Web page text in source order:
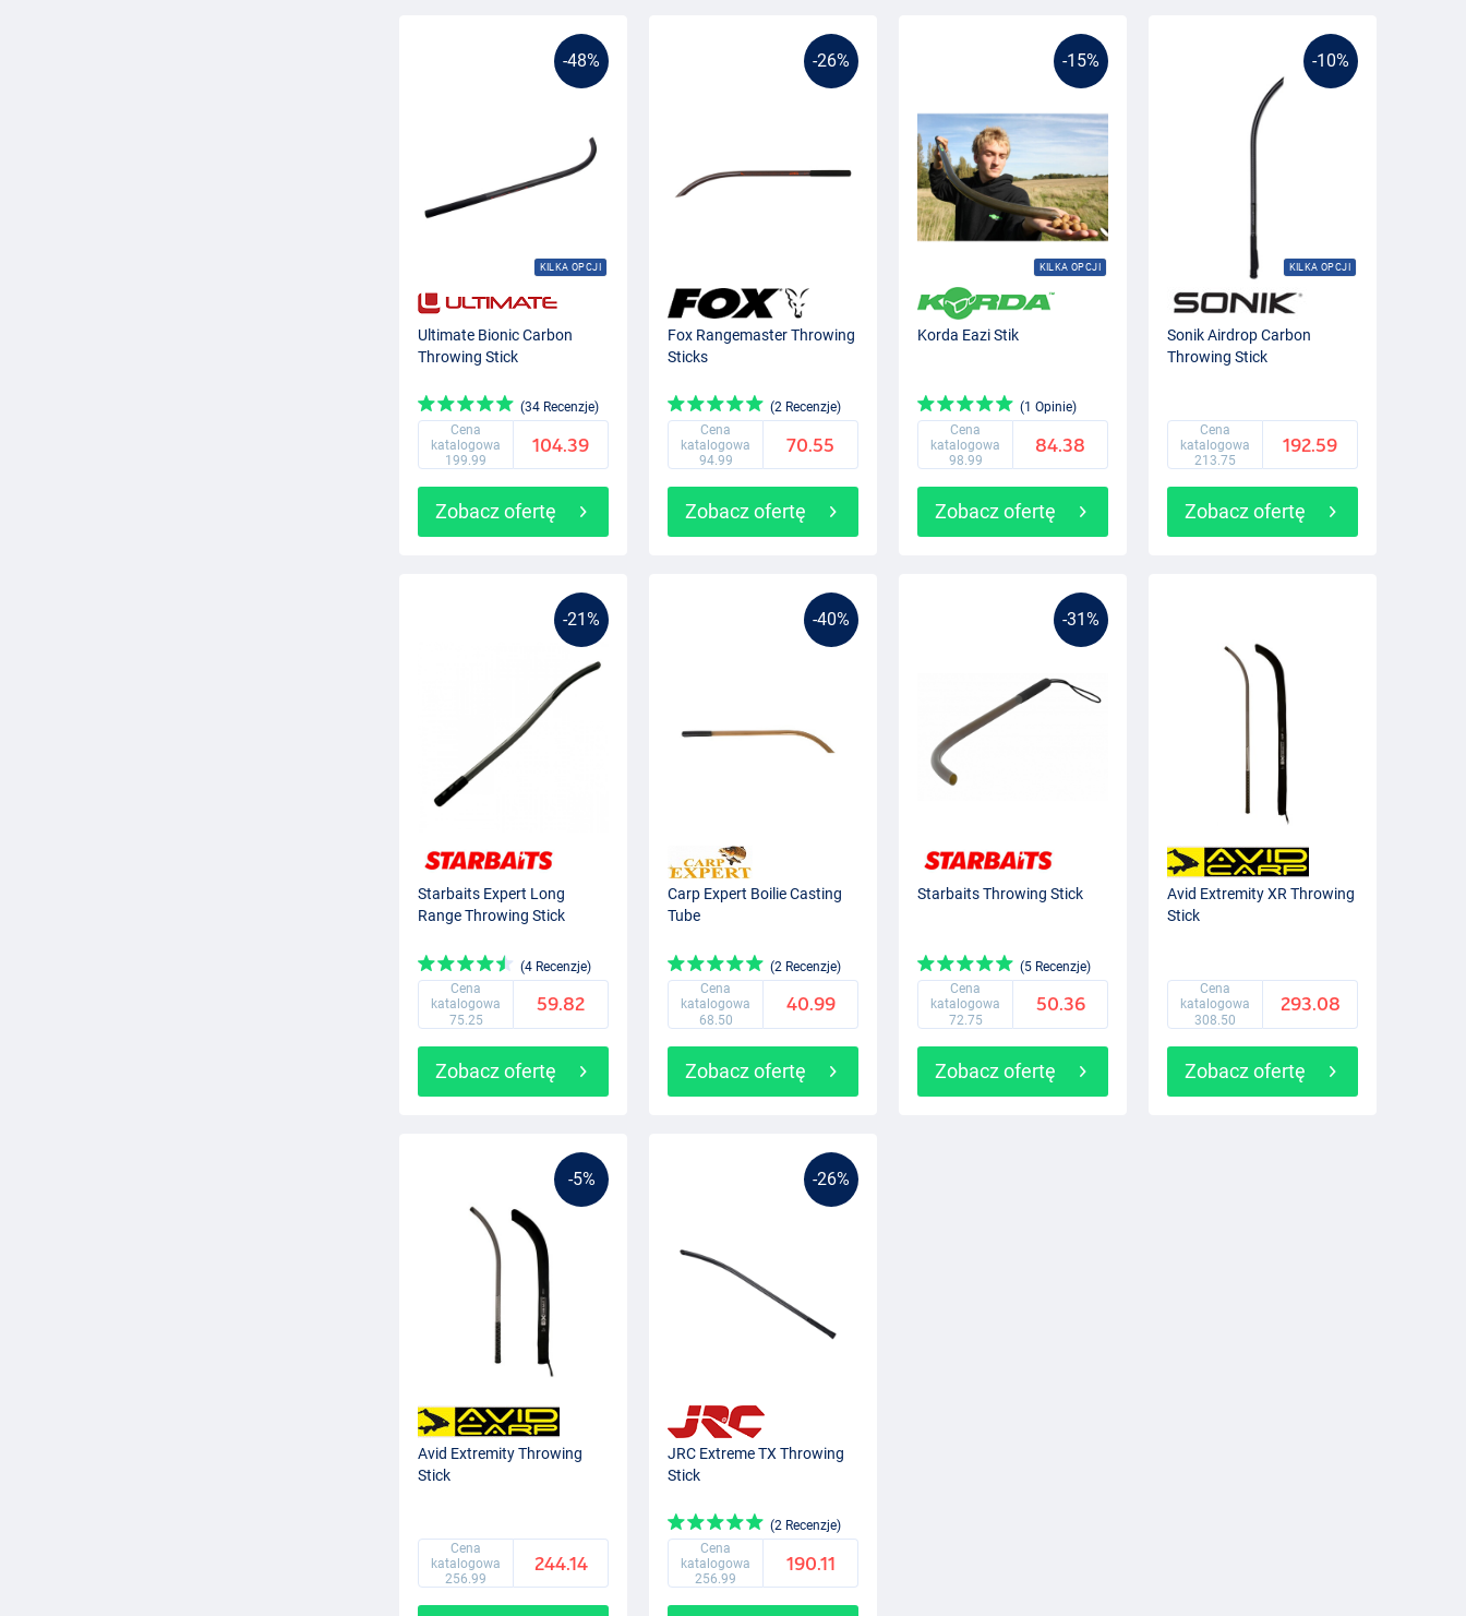
-48%
KILKA OPCJI
Ultimate Bionic Carbon
Throwing Stick
(34 Recenzje)
Cena
katalogowa
199.99
104.39
Zobacz ofertę
-26%
Fox Rangemaster Throwing
Sticks
(2 Recenzje)
Cena
katalogowa
94.99
70.55
Zobacz ofertę
-15%
KILKA OPCJI
Korda Eazi Stik
(1 Opinie)
Cena
katalogowa
98.99
84.38
Zobacz ofertę
-10%
KILKA OPCJI
Sonik Airdrop Carbon
Throwing Stick
Cena
katalogowa
213.75
192.59
Zobacz ofertę
-21%
Starbaits Expert Long
Range Throwing Stick
(4 Recenzje)
Cena
katalogowa
75.25
59.82
Zobacz ofertę
-40%
Carp Expert Boilie Casting
Tube
(2 Recenzje)
Cena
katalogowa
68.50
40.99
Zobacz ofertę
-31%
Starbaits Throwing Stick
(5 Recenzje)
Cena
katalogowa
72.75
50.36
Zobacz ofertę
Avid Extremity XR Throwing
Stick
Cena
katalogowa
308.50
293.08
Zobacz ofertę
-5%
Avid Extremity Throwing
Stick
Cena
katalogowa
256.99
244.14
-26%
JRC Extreme TX Throwing
Stick
(2 Recenzje)
Cena
katalogowa
256.99
190.11